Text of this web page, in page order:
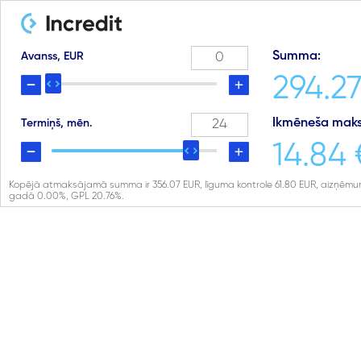
Avanss, EUR
Termiņš, mēn.
Summa:
Ikmēneša
14.84
Kopējā atmaksājamā summa ir 356.07 EUR, līguma kontrole 61.80 EUR,
gadā 0.00%, GPL 20.76%.